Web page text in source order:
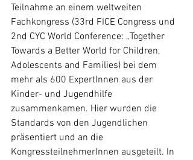
Teilnahme an einem weltweiten
Fachkongress (33rd FICE Congress und
2nd CYC World Conference: „Together
Towards a Better World for Children,
Adolescents and Families) bei dem
mehr als 600 ExpertInnen aus der
Kinder- und Jugendhilfe
zusammenkamen. Hier wurden die
Standards von den Jugendlichen
präsentiert und an die
KongressteilnehmerInnen ausgeteilt. In